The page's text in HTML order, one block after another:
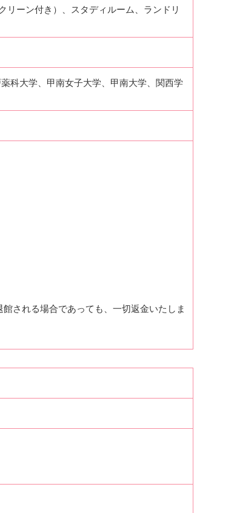
リーン付き）、スタディルーム、ランドリ
科大学、甲南女子大学、甲南大学、関西学
される場合であっても、一切返金いたしま